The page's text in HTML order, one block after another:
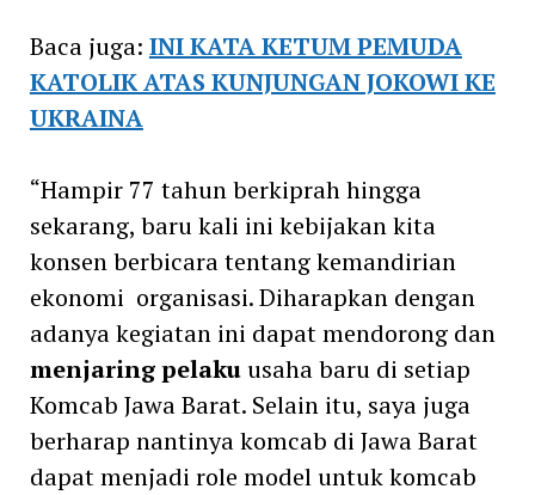
Baca juga: INI KATA KETUM PEMUDA
KATOLIK ATAS KUNJUNGAN JOKOWI KE
UKRAINA
“Hampir 77 tahun berkiprah hingga
sekarang, baru kali ini kebijakan kita
konsen berbicara tentang kemandirian
ekonomi organisasi. Diharapkan dengan
adanya kegiatan ini dapat mendorong dan
menjaring pelakuusaha baru di setiap
Komcab Jawa Barat. Selain itu, saya juga
berharap nantinya komcab di Jawa Barat
dapat menjadi role model untuk komcab